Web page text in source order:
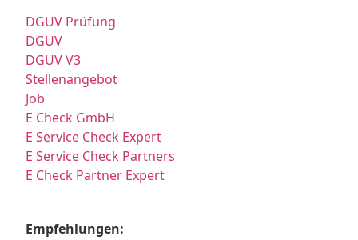
DGUV Prüfung
DGUV
DGUV V3
Stellenangebot
Job
E Check GmbH
E Service Check Expert
E Service Check Partners
E Check Partner Expert
Empfehlungen: